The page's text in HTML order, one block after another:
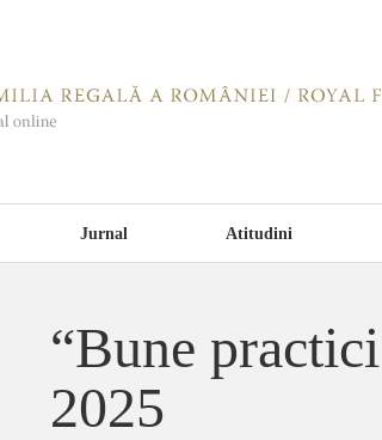
Jurnal Atitudini
“Bune
2025